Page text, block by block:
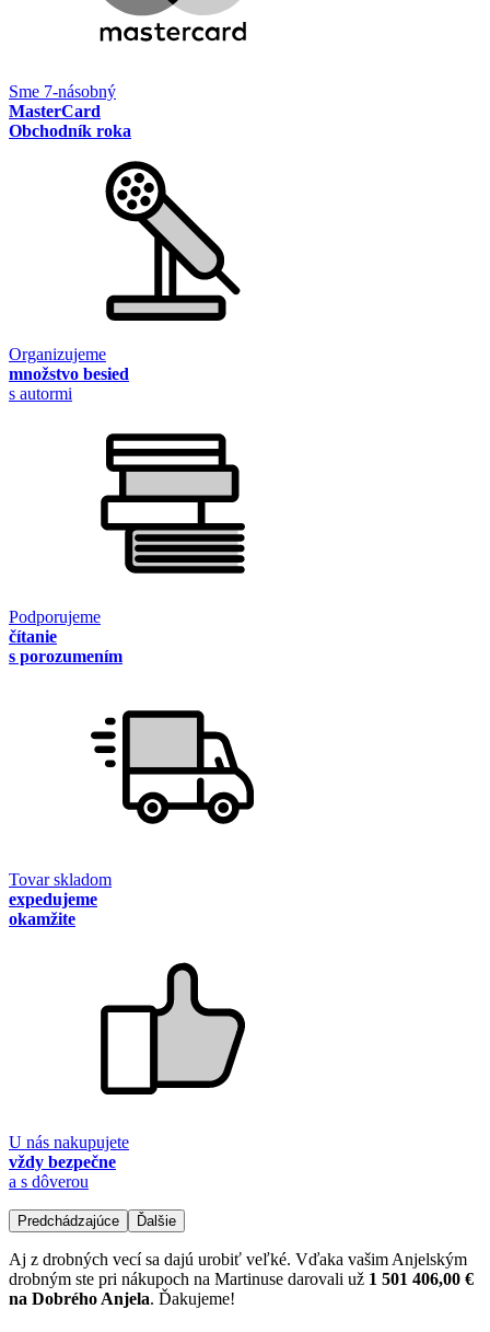
Sme 7-násobný
MasterCard
Obchodník roka
Organizujeme
množstvo besied
s autormi
Podporujeme
čítanie
s porozumením
Tovar skladom
expedujeme
okamžite
U nás nakupujete
vždy bezpečne
a s dôverou
Predchádzajúce Ďalšie
Aj z drobných vecí sa dajú urobiť veľké. Vďaka vašim Anjelským
drobným ste pri nákupoch na Martinuse darovali už 1 501 406,00 €
na Dobrého Anjela. Ďakujeme!